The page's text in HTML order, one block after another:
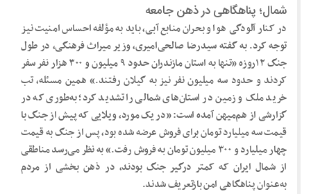
شمال؛ پناهگاهی در ذهن جامعه
در کنار آلودگی هوا و بحران منابع آبی، باید به مؤلفه احساس امنیت نیز
توجه کرد. به گفته سیدرضا صالحی‌امیری، وزیر میراث فرهنگی، در طول
جنگ ۱۲روزه «تنها به استان مازندران حدود ۹ میلیون و ۳۰۰ هزار نفر سفر
کردند و حدود سه میلیون نفر نیز به گیلان رفتند.» همین مسئله، تب
خرید ملک و زمین در استان‌های شمالی را تشدید کرد؛ به‌طوری که در
گزارشی از هم‌میهن آمده است: «در یک مورد، ویلایی که پیش از جنگ با
قیمت سه میلیارد تومان برای فروش عرضه شده بود، پس از جنگ به قیمت
چهار میلیارد و ۳۰۰ میلیون تومان به فروش رفت.» به نظر می‌رسد مناطقی
از شمال ایران که کمتر درگیر جنگ بودند، در ذهن بخشی از مردم
به‌عنوان پناهگاهی امن بازتعریف شدند.